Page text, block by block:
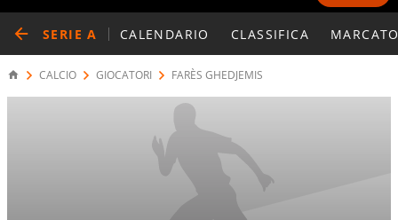
SERIE A CALENDARIO CLASSIFICA
CALCIO GIOCATORI FARÈS GHEDJEMIS